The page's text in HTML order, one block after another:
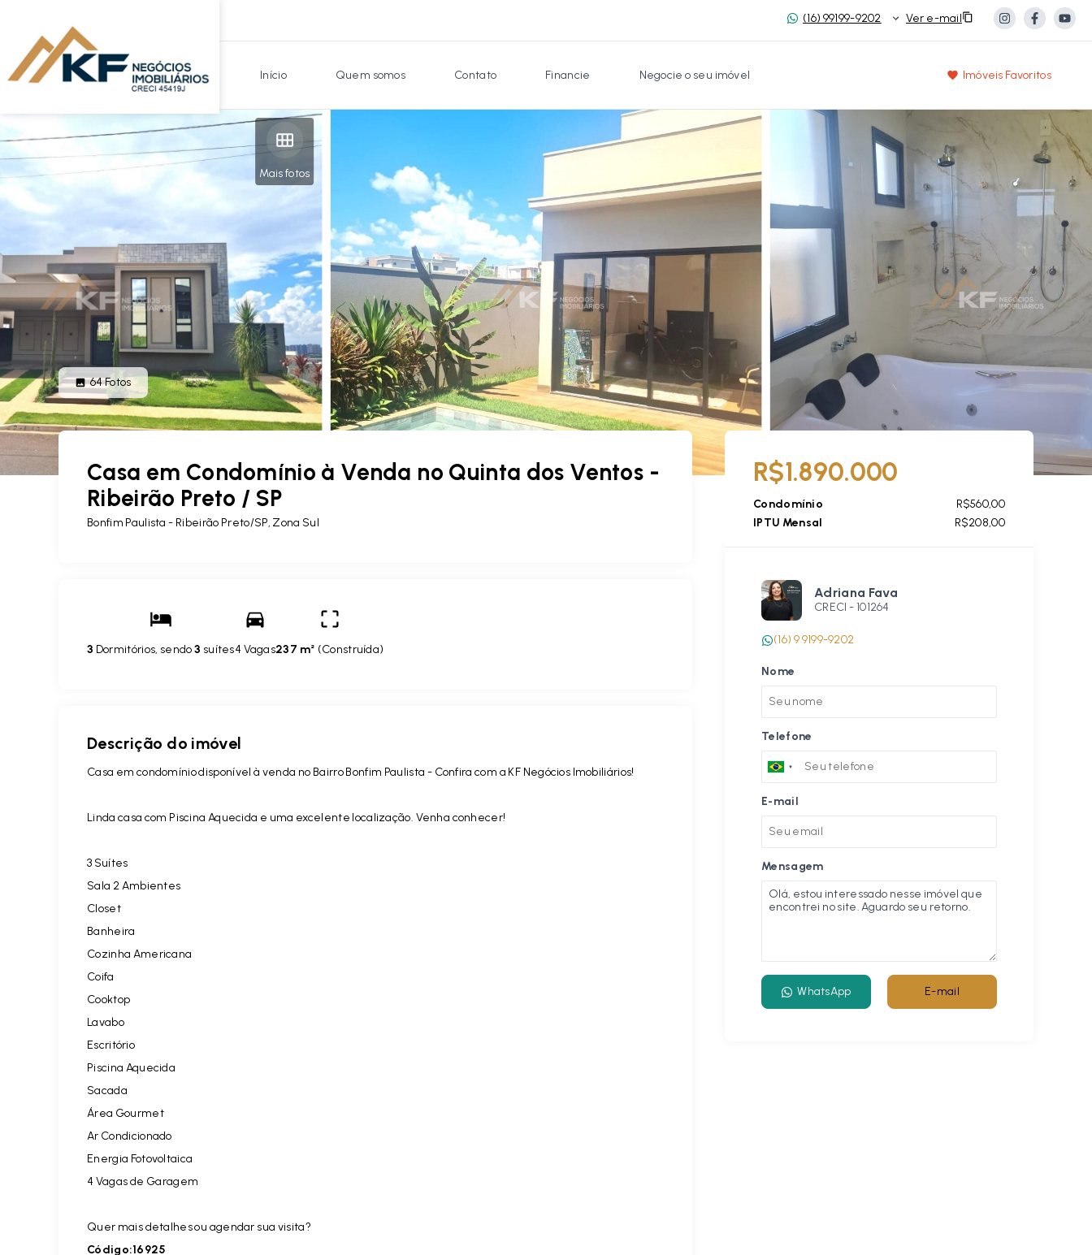
(16) 99199-9202 Ver e-mail
Início Quem somos Contato Financie Negocie o seu imóvel Imóveis Favoritos
Mais fotos
64Fotos
Casa em Condomínio à Venda no Quinta dos Ventos -
Ribeirão Preto / SP
Bonfim Paulista - Ribeirão Preto/SP, Zona Sul
3 Dormitórios, sendo3 suítes4 Vagas237 m² (Construída)
Descrição do imóvel
Casa em condomínio disponível à venda no Bairro Bonfim Paulista - Confira com a KF Negócios Imobiliários!
Linda casa com Piscina Aquecida e uma excelente localização. Venha conhecer!
3 Suítes
Sala 2 Ambientes
Closet
Banheira
Cozinha Americana
Coifa
Cooktop
Lavabo
Escritório
Piscina Aquecida
Sacada
Área Gourmet
Ar Condicionado
Energia Fotovoltaica
4 Vagas de Garagem
Quer mais detalhes ou agendar sua visita?
Código:16925
R$1.890.000
Condomínio
R$560,00
IPTU Mensal
R$208,00
Adriana Fava
CRECI - 101264
(16) 9 9199-9202
Nome
Telefone
E-mail
Mensagem
WhatsApp E-mail